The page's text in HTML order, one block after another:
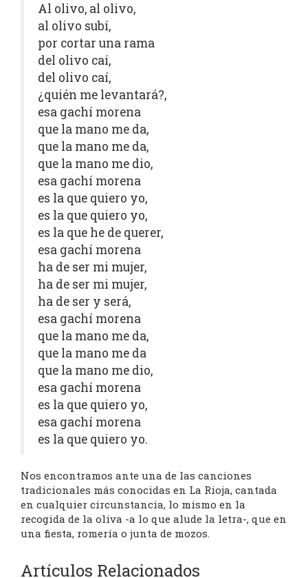
Al olivo, al olivo,
al olivo subí,
por cortar una rama
del olivo caí,
del olivo caí,
¿quién me levantará?,
esa gachí morena
que la mano me da,
que la mano me da,
que la mano me dio,
esa gachí morena
es la que quiero yo,
es la que quiero yo,
es la que he de querer,
esa gachí morena
ha de ser mi mujer,
ha de ser mi mujer,
ha de ser y será,
esa gachí morena
que la mano me da,
que la mano me da
que la mano me dio,
esa gachí morena
es la que quiero yo,
esa gachí morena
es la que quiero yo.
Nos encontramos ante una de las canciones
tradicionales más conocidas en La Rioja, cantada
en cualquier circunstancia, lo mismo en la
recogida de la oliva -a lo que alude la letra-, que en
una fiesta, romería o junta de mozos.
Artículos Relacionados